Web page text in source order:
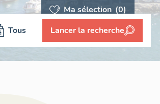
Ma sélection (0)
Tous Lancer la recherche